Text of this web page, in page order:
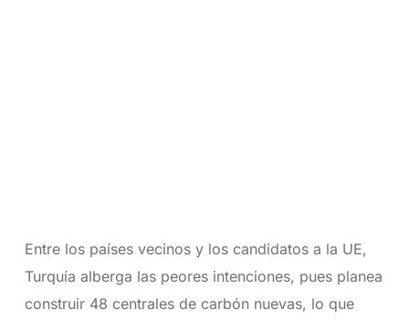
Entre los países vecinos y los candidatos a la UE,
Turquía alberga las peores intenciones, pues planea
construir 48 centrales de carbón nuevas, lo que